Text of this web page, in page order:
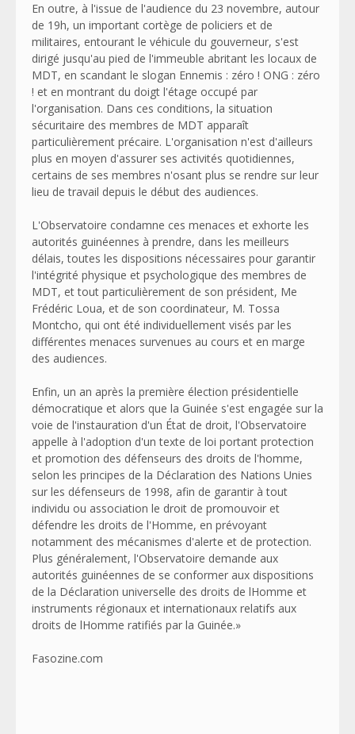
En outre, à l'issue de l'audience du 23 novembre, autour
de 19h, un important cortège de policiers et de
militaires, entourant le véhicule du gouverneur, s'est
dirigé jusqu'au pied de l'immeuble abritant les locaux de
MDT, en scandant le slogan Ennemis : zéro ! ONG : zéro
! et en montrant du doigt l'étage occupé par
l'organisation. Dans ces conditions, la situation
sécuritaire des membres de MDT apparaît
particulièrement précaire. L'organisation n'est d'ailleurs
plus en moyen d'assurer ses activités quotidiennes,
certains de ses membres n'osant plus se rendre sur leur
lieu de travail depuis le début des audiences.
L'Observatoire condamne ces menaces et exhorte les
autorités guinéennes à prendre, dans les meilleurs
délais, toutes les dispositions nécessaires pour garantir
l'intégrité physique et psychologique des membres de
MDT, et tout particulièrement de son président, Me
Frédéric Loua, et de son coordinateur, M. Tossa
Montcho, qui ont été individuellement visés par les
différentes menaces survenues au cours et en marge
des audiences.
Enfin, un an après la première élection présidentielle
démocratique et alors que la Guinée s'est engagée sur la
voie de l'instauration d'un État de droit, l'Observatoire
appelle à l'adoption d'un texte de loi portant protection
et promotion des défenseurs des droits de l'homme,
selon les principes de la Déclaration des Nations Unies
sur les défenseurs de 1998, afin de garantir à tout
individu ou association le droit de promouvoir et
défendre les droits de l'Homme, en prévoyant
notamment des mécanismes d'alerte et de protection.
Plus généralement, l'Observatoire demande aux
autorités guinéennes de se conformer aux dispositions
de la Déclaration universelle des droits de lHomme et
instruments régionaux et internationaux relatifs aux
droits de lHomme ratifiés par la Guinée.»
Fasozine.com